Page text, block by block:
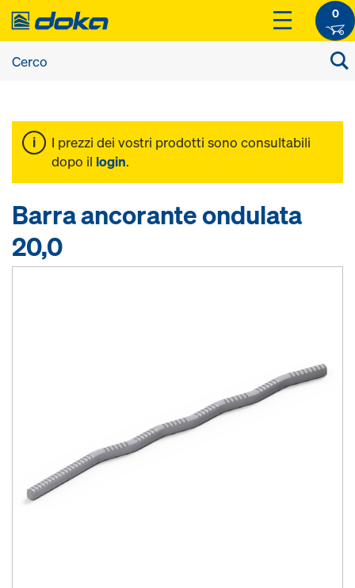
0
I prezzi dei vostri prodotti sono consultabili
dopo il login.
Barra ancorante ondulata
20,0